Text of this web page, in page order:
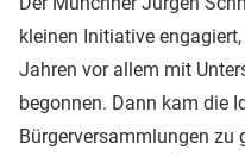
kleinen Initiative
Jahren vor allem mit
begonnen. Dann kam die
Bürgerversammlungen zu